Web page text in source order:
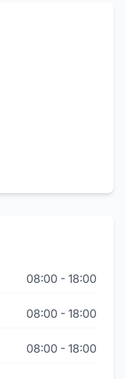
08:00 - 18:00
08:00 - 18:00
08:00 - 18:00